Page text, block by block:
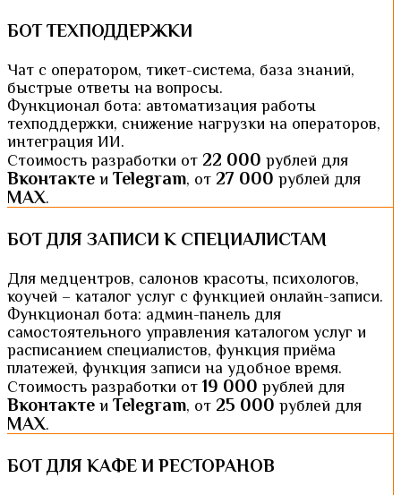
БОТ ТЕХПОДДЕРЖКИ
Чат с оператором, тикет-система, база знаний,
быстрые ответы на вопросы.
Функционал бота: автоматизация работы
техподдержки, снижение нагрузки на операторов,
интеграция ИИ.
Стоимость разработки от 22 000 рублей для
Вконтакте и Telegram, от 27 000 рублей для
MAX.
БОТ ДЛЯ ЗАПИСИ К СПЕЦИАЛИСТАМ
Для медцентров, салонов красоты, психологов,
коучей – каталог услуг с функцией онлайн-записи.
Функционал бота: админ-панель для
самостоятельного управления каталогом услуг и
расписанием специалистов, функция приёма
платежей, функция записи на удобное время.
Стоимость разработки от 19 000 рублей для
Вконтакте и Telegram, от 25 000 рублей для
MAX.
БОТ ДЛЯ КАФЕ И РЕСТОРАНОВ